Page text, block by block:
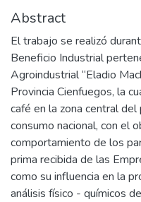
Abstract
El trabajo se realizó
Beneficio Industrial
Agroindustrial “Eladio
Provincia Cienfuegos, la
café en la zona central
consumo nacional, con el
comportamiento de los
prima recibida de las
como su influencia en la
análisis físico - químicos